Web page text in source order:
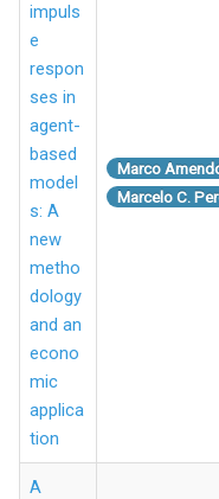
impuls
e
respon
ses in
agent-
based
model
s: A
new
metho
dology
and an
econo
mic
applica
tion
Marco
Marcelo C.
A